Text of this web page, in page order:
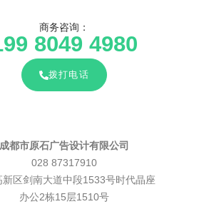
商务咨询：
8049 4980
拨打电话
成都市原石广告设计有限公司
028 87317910
新区剑南大道中段1533号时代晶座
办公2栋15层1510号